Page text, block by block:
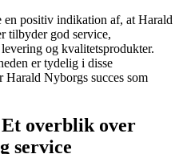
en positiv indikation af, at Harald
tilbyder god service,
og kvalitetsprodukter.
er tydelig i disse
Harald Nyborgs succes som
overblik over
service